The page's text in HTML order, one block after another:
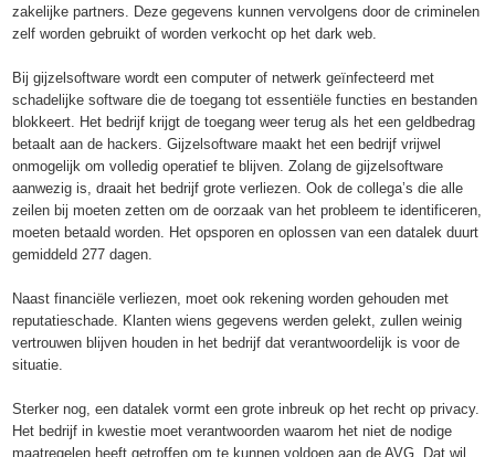
zakelijke partners. Deze gegevens kunnen vervolgens door de criminelen
zelf worden gebruikt of worden verkocht op het dark web.
Bij gijzelsoftware wordt een computer of netwerk geïnfecteerd met
schadelijke software die de toegang tot essentiële functies en bestanden
blokkeert. Het bedrijf krijgt de toegang weer terug als het een geldbedrag
betaalt aan de hackers. Gijzelsoftware maakt het een bedrijf vrijwel
onmogelijk om volledig operatief te blijven. Zolang de gijzelsoftware
aanwezig is, draait het bedrijf grote verliezen. Ook de collega’s die alle
zeilen bij moeten zetten om de oorzaak van het probleem te identificeren,
moeten betaald worden. Het opsporen en oplossen van een datalek duurt
gemiddeld 277 dagen.
Naast financiële verliezen, moet ook rekening worden gehouden met
reputatieschade. Klanten wiens gegevens werden gelekt, zullen weinig
vertrouwen blijven houden in het bedrijf dat verantwoordelijk is voor de
situatie.
Sterker nog, een datalek vormt een grote inbreuk op het recht op privacy.
Het bedrijf in kwestie moet verantwoorden waarom het niet de nodige
maatregelen heeft getroffen om te kunnen voldoen aan de AVG. Dat wil